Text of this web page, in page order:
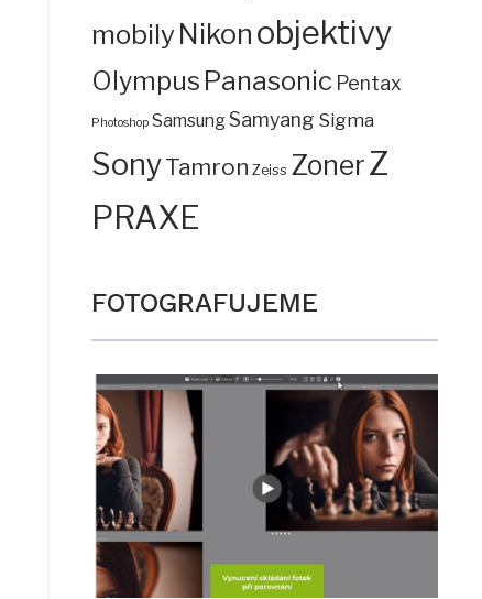
mobilyNikon objektivy
Olympus Panasonic Pentax
Photoshop SamsungSamyang Sigma
SonyTamron Zeiss ZonerZ
PRAXE
FOTOGRAFUJEME